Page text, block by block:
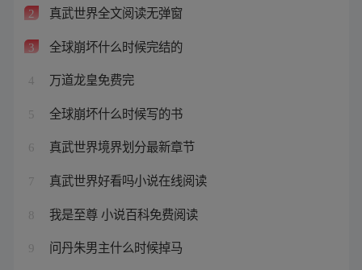
2 真武世界全文阅读无弹窗
3 全球崩坏什么时候完结的
4 万道龙皇免费完
5 全球崩坏什么时候写的书
6 真武世界境界划分最新章节
7 真武世界好看吗小说在线阅读
8 我是至尊 小说百科免费阅读
9 问丹朱男主什么时候掉马